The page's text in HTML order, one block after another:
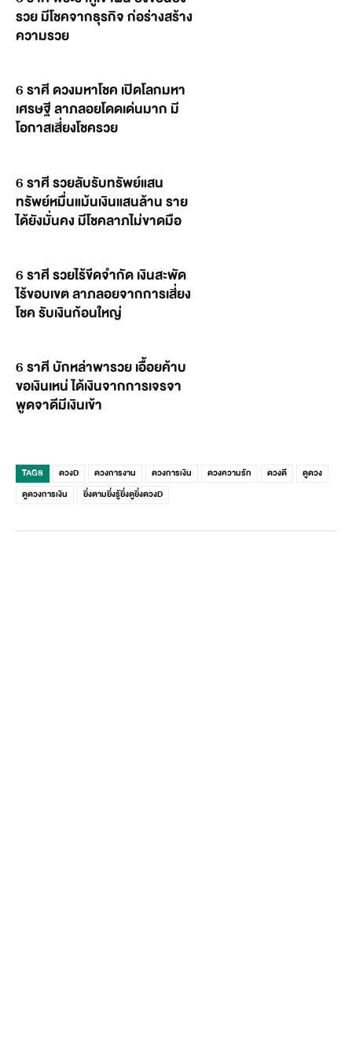
รวย มีโชคจากธุรกิจ ก่อร่างสร้าง
ความรวย
6 ราศี ดวงมหาโชค เปิดโลกมหา
เศรษฐี ลาภลอยโดดเด่นมาก มี
โอกาสเสี่ยงโชครวย
6 ราศี รวยลับรับทรัพย์แสน
ทรัพย์หมื่นแม้นเงินแสนล้าน ราย
ได้ยังมั่นคง มีโชคลาภไม่ขาดมือ
6 ราศี รวยไร้ขีดจำกัด เงินสะพัด
ไร้ขอบเขต ลาภลอยจากการเสี่ยง
โชค รับเงินก้อนใหญ่
6 ราศี บักหล่าพารวย เอื้อยค้าบ
ขอเงินเหน่ ได้เงินจากการเจรจา
พูดจาดีมีเงินเข้า
TAGS ดวงD ดวงการงาน ดวงการเงิน ดวงความรัก ดวงดี
ดูดวง
ดูดวงการเงิน
ยิ่งตามยิ่งรู้ยิ่งดูยิ่งดวงD